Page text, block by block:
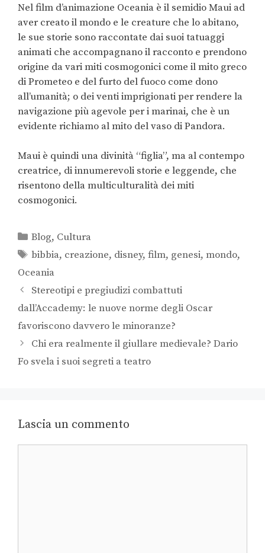
Nel film d’animazione Oceania è il semidio Maui ad
aver creato il mondo e le creature che lo abitano,
le sue storie sono raccontate dai suoi tatuaggi
animati che accompagnano il racconto e prendono
origine da vari miti cosmogonici come il mito greco
di Prometeo e del furto del fuoco come dono
all’umanità; o dei venti imprigionati per rendere la
navigazione più agevole per i marinai, che è un
evidente richiamo al mito del vaso di Pandora.
Maui è quindi una divinità “figlia”, ma al contempo
creatrice, di innumerevoli storie e leggende, che
risentono della multiculturalità dei miti
cosmogonici.
Blog, Cultura
bibbia, creazione, disney,film, genesi,mondo,
Oceania
Stereotipi e pregiudizi combattuti
dall’Accademy: le nuove norme degli Oscar
favoriscono davvero le minoranze?
Chi era realmente il giullare medievale? Dario
Fo svela i suoi segreti a teatro
Lascia un commento